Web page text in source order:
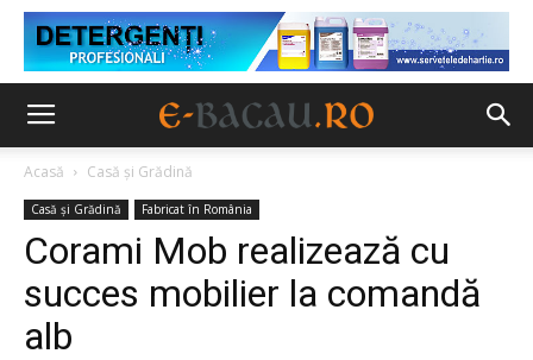
Acasă Casă şi Grădină
Casă şi Grădină Fabricat în România
Corami Mob realizează cu
succes mobilier la comandă
alb